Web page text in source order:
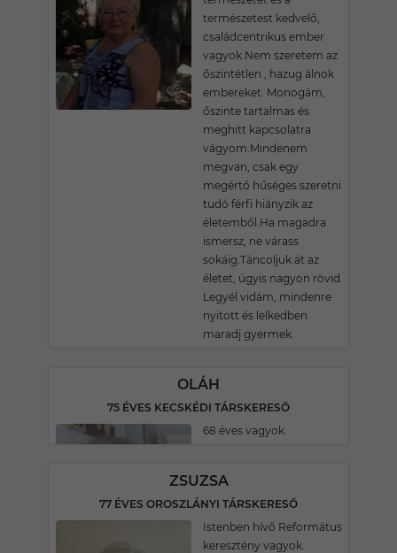
természetest kedvelő,
családcentrikus ember
vagyok.Nem szeretem az
őszintétlen , hazug álnok
embereket. Monogám,
őszinte tartalmas és
meghitt kapcsolatra
vágyom.Mindenem
megvan, csak egy
megértő hűséges szeretni
tudó férfi hiányzik az
életemből.Ha magadra
ismersz, ne várass
sokáig.Táncoljuk át az
életet, úgyis nagyon rövid.
Legyél vidám, mindenre
nyitott és lelkedben
maradj gyermek.
OLÁH
75 ÉVES KECSKÉDI TÁRSKERESŐ
68 éves vagyok.
ZSUZSA
77 ÉVES OROSZLÁNYI TÁRSKERESŐ
Istenben hívő Református
keresztény vagyok.